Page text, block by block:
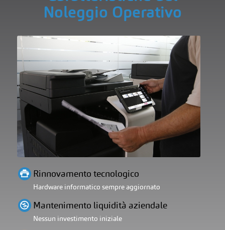
Noleggio Operativo
Rinnovamento tecnologico
Hardware informatico sempre aggiornato
Mantenimento liquidità aziendale
Nessun investimento iniziale